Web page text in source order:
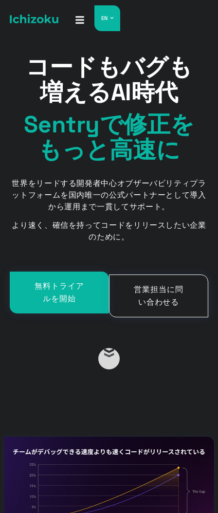
EN
コードもバグも
増えるAI時代
Sentryで修正を
もっと高速に
世界をリードする開発者中心オブザーバビリティプラ
ットフォームを国内唯一の公式パートナーとして導入
から運用まで一貫してサポート。
より速く、確信を持ってコードをリリースしたい企業
のために。
無料トライア
ルを開始
営業担当に問
い合わせる